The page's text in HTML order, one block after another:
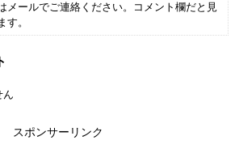
メールでご連絡ください。コメント欄だと見
す。
ん
スポンサーリンク